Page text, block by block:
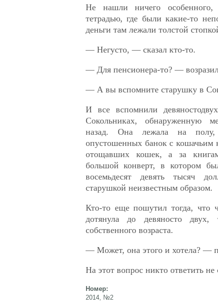
Не нашли ничего
тетрадью, где были какие-то
деньги там лежали толстой
— Негусто, — сказал кто-то.
— Для пенсионера-то? —
— А вы вспомните старушку в
И все вспомнили
Сокольниках, обнаруженную
назад. Она лежала на полу,
опустошенных банок с кошачьим
отощавших кошек, а за
большой конверт, в котором
восемьдесят девять тысяч
старушкой неизвестным образом.
Кто-то еще пошутил тогда, что
дотянула до девяносто
собственного возраста.
— Может, она этого и хотела? —
На этот вопрос никто ответить не
Номер:
2014, №2